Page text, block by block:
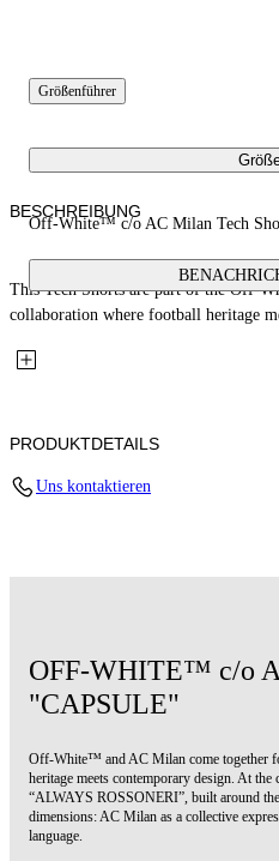
Größenführer
Off-White™ c/o AC Milan Tech
BESCHREIBUNG
This Tech Shorts are part of the Off-
collaboration where football heritage
PRODUKTDETAILS
Uns kontaktieren
OFF-WHITE™ c/o
"CAPSULE"
Off-White™ and AC Milan come together
heritage meets contemporary design. At
“ALWAYS ROSSONERI”, built around
dimensions: AC Milan as a collective
language.